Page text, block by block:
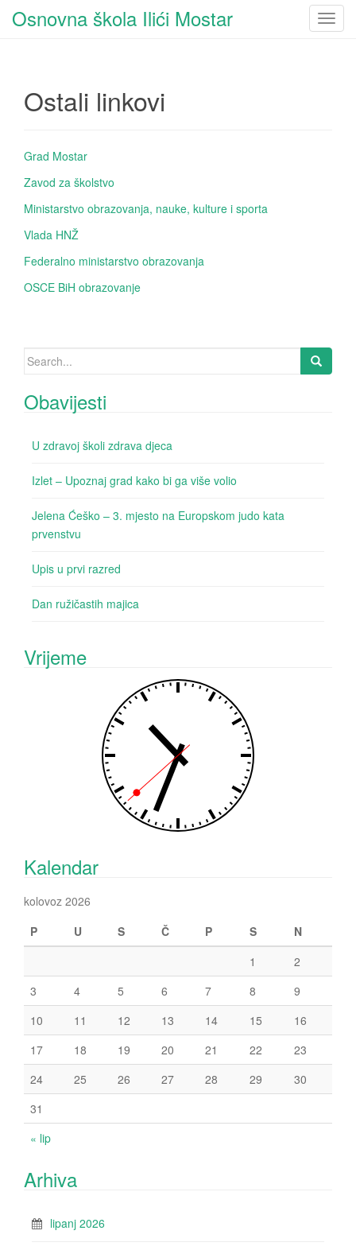
T
Osnovna škola Ilići Mostar
Ostali linkovi
Grad Mostar
Zavod za školstvo
Ministarstvo obrazovanja, nauke, kulture i sporta
Vlada HNŽ
Federalno ministarstvo obrazovanja
OSCE BiH obrazovanje
Search for:
Obavijesti
U zdravoj školi zdrava djeca
Izlet – Upoznaj grad kako bi ga više volio
Jelena Ćeško – 3. mjesto na Europskom judo kata
prvenstvu
Upis u prvi razred
Dan ružičastih majica
Vrijeme
Kalendar
kolovoz 2026
P
U S Č P S N
« lip
1
2
3
4 5 6 7 8
9
10
11 12 13 14 15
16
17
18 19 20 21 22
23
24
25 26 27 28 29
30
31
Arhiva
lipanj 2026